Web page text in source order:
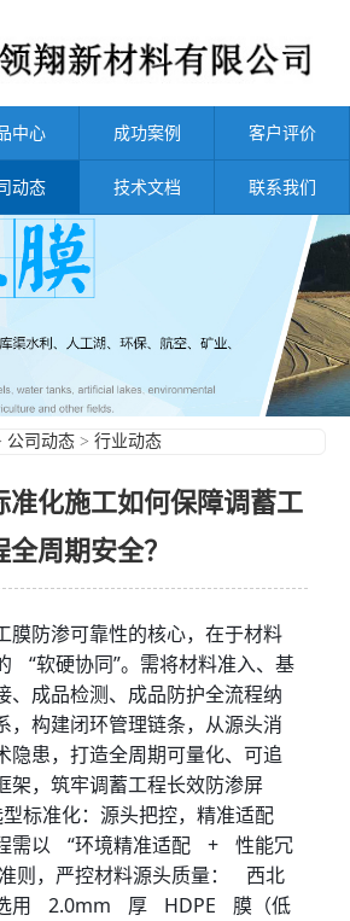
中心 成功案例 客户评价
动态 技术文档 联系我们
公司动态 > 行业动态
准化施工如何保障调蓄工
全周期安全？
膜防渗可靠性的核心，在于材料
“软硬协同”。需将材料准入、基
、成品检测、成品防护全流程纳
，构建闭环管理链条，从源头消
隐患，打造全周期可量化、可追
架，筑牢调蓄工程长效防渗屏
标准化：源头把控，精准适配
需以 “环境精准适配 + 性能冗
则，严控材料源头质量： 西北
选用 2.0mm 厚 HDPE 膜（低